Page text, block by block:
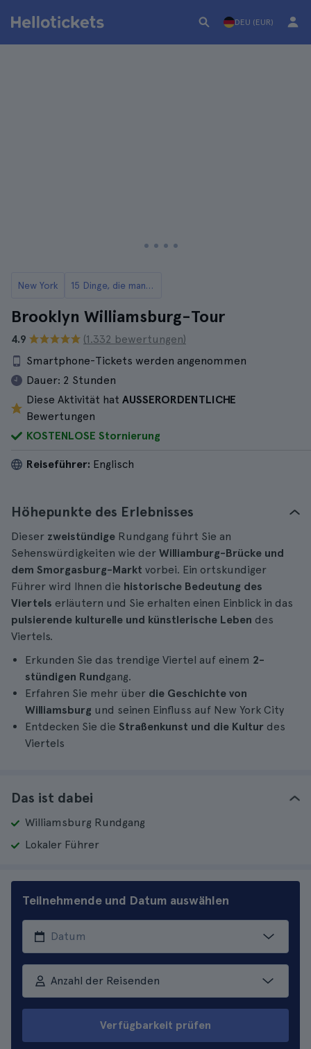
DEU (EUR)
New York 15 Dinge, die man in Williamsburg unternehmen kann
Brooklyn Williamsburg-Tour
4.9
(1.332 bewertungen)
Smartphone-Tickets werden angenommen
Dauer: 2 Stunden
Diese Aktivität hat AUSSERORDENTLICHE
Bewertungen
KOSTENLOSE Stornierung
Reiseführer: Englisch
Höhepunkte des Erlebnisses
Dieser zweistündige Rundgang führt Sie an
Sehenswürdigkeiten wie der Williamburg-Brücke und
dem Smorgasburg-Markt vorbei. Ein ortskundiger
Führer wird Ihnen die historische Bedeutung des
Viertels erläutern und Sie erhalten einen Einblick in das
pulsierende kulturelle und künstlerische Leben des
Viertels.
Erkunden Sie das trendige Viertel auf einem 2-
stündigen Rundgang.
Erfahren Sie mehr über die Geschichte von
Williamsburg und seinen Einfluss auf New York City
Entdecken Sie die Straßenkunst und die Kultur des
Viertels
Das ist dabei
Williamsburg Rundgang
Lokaler Führer
Teilnehmende und Datum auswählen
Anzahl der Reisenden
Verfügbarkeit prüfen